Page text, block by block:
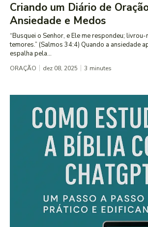
Criando um Diário de
Ansiedade e Medos
“Busquei o Senhor, e Ele me respondeu;
temores.” (Salmos 34:4) Quando a ansiedade aperta e o medo se
espalha pela...
ORAÇÃO dez 08, 2025 3 minutes